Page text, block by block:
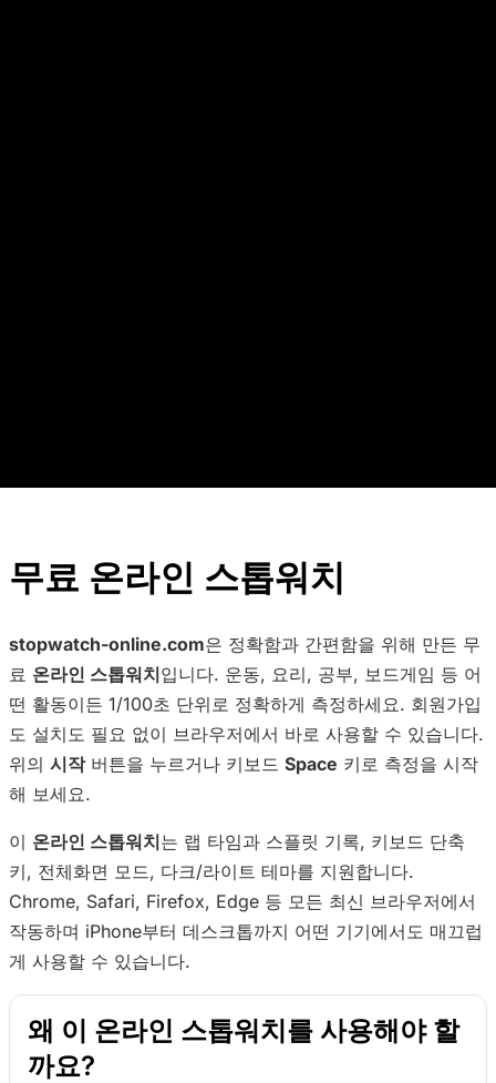
무료 온라인 스톱워치
stopwatch-online.com은 정확함과 간편함을 위해 만든 무
료 온라인 스톱워치입니다. 운동, 요리, 공부, 보드게임 등 어
떤 활동이든 1/100초 단위로 정확하게 측정하세요. 회원가입
도 설치도 필요 없이 브라우저에서 바로 사용할 수 있습니다.
위의 시작버튼을 누르거나 키보드 Space 키로 측정을 시작
해 보세요.
이 온라인 스톱워치는 랩 타임과 스플릿 기록, 키보드 단축
키, 전체화면 모드, 다크/라이트 테마를 지원합니다.
Chrome, Safari, Firefox, Edge 등 모든 최신 브라우저에서
작동하며 iPhone부터 데스크톱까지 어떤 기기에서도 매끄럽
게 사용할 수 있습니다.
왜 이 온라인 스톱워치를 사용해야 할
까요?